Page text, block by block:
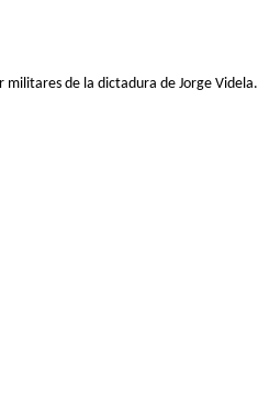
militares de la dictadura de Jorge Videla.